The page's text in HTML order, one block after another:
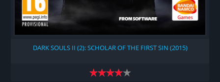
DARK SOULS II (2): SCHOLAR OF THE FIRST SIN (2015)